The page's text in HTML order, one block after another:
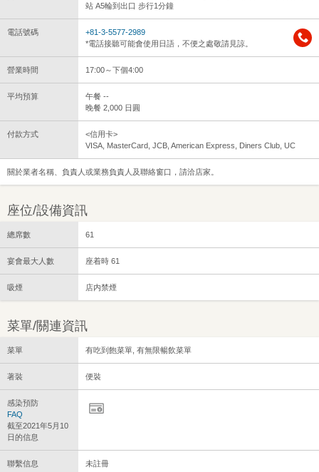
站 A5輪到出口 步行1分鐘
電話號碼
+81-3-5577-2989
*電話接聽可能會使用日語，不便之處敬請見諒。
營業時間 17:00～下個4:00
平均預算
午餐 --
晚餐 2,000 日圓
付款方式
<信用卡>
VISA, MasterCard, JCB, American Express, Diners Club, UC
關於業者名稱、負責人或業務負責人及聯絡窗口，請洽店家。
座位/設備資訊
總席數 61
宴會最大人數 座着時 61
吸煙 店内禁煙
菜單/關連資訊
菜單 有吃到飽菜單, 有無限暢飲菜單
著裝 便裝
感染預防
FAQ
截至2021年5月10
日的信息
聯繫信息 未註冊